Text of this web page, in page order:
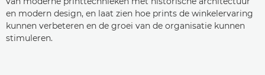
en modern design, en laat zien hoe prints de winkelervaring
kunnen verbeteren en de groei van de organisatie kunnen
stimuleren.